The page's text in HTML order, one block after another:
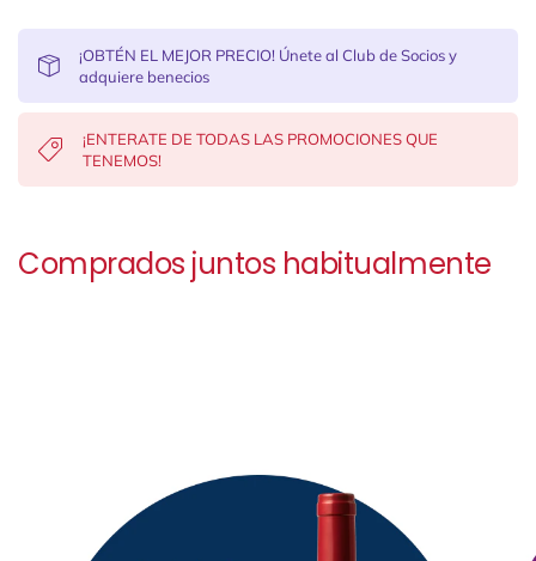
¡OBTÉN EL MEJOR PRECIO! Únete al Club de Socios y
adquiere benecios
¡ENTERATE DE TODAS LAS PROMOCIONES QUE
TENEMOS!
Comprados juntos habitualmente